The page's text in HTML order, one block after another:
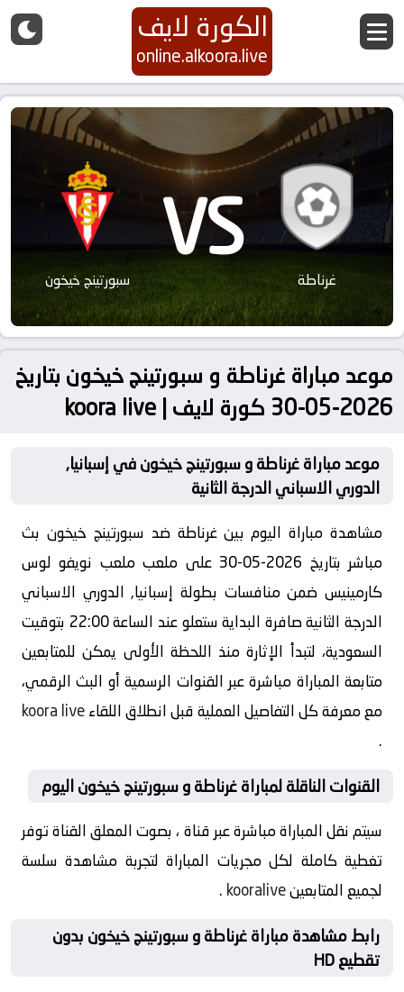
الكورة لايف
online.alkoora.live
غرناطة VS سبورتينج خيخون
موعد مباراة غرناطة و سبورتينج خيخون بتاريخ
2026-05-30 كورة لايف | koora live
موعد مباراة غرناطة و سبورتينج خيخون في إسبانيا,
الدوري الاسباني الدرجة الثانية
مشاهدة مباراة اليوم بين غرناطة ضد سبورتينج خيخون بث
مباشر بتاريخ 2026-05-30 على ملعب ملعب نويفو لوس
كارمينيس ضمن منافسات بطولة إسبانيا, الدوري الاسباني
الدرجة الثانية صافرة البداية ستعلو عند الساعة 22:00 بتوقيت
السعودية، لتبدأ الإثارة منذ اللحظة الأولى يمكن للمتابعين
متابعة المباراة مباشرة عبر القنوات الرسمية أو البث الرقمي،
مع معرفة كل التفاصيل العملية قبل انطلاق اللقاءkoora live
.
القنوات الناقلة لمباراة غرناطة و سبورتينج خيخون اليوم
سيتم نقل المباراة مباشرة عبر قناة ، بصوت المعلق القناة توفر
تغطية كاملة لكل مجريات المباراة لتجربة مشاهدة سلسة
لجميع المتابعينkooralive
.
رابط مشاهدة مباراة غرناطة و سبورتينج خيخون بدون
تقطيع HD